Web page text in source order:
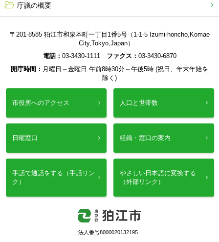
庁議の概要
〒201-8585 狛江市和泉本町一丁目1番5号（1-1-5 Izumi-honcho,Komae
City,Tokyo,Japan）
電話： 03-3430-1111 ファクス： 03-3430-6870
開庁時間： 月曜日～金曜日 午前8時30分～午後5時 (祝日、年末年始を
除く)
市役所へのアクセス 人口と世帯数
日曜窓口 組織・窓口の案内
手話で通話をする（手話リン
ク）
やさしい日本語に変換する
（外部リンク）
法人番号8000020132195